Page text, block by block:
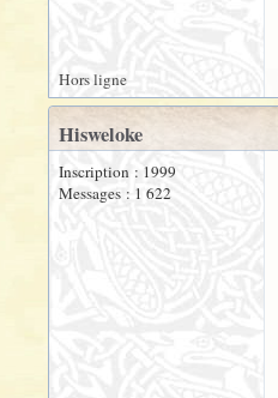
Hors ligne
Hisweloke
Inscription : 1999
Messages : 1 622